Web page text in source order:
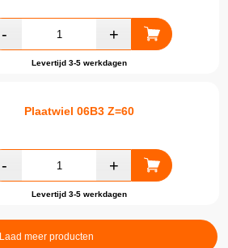
Levertijd 3-5 werkdagen
Plaatwiel 06B3 Z=60
Levertijd 3-5 werkdagen
Laad meer producten